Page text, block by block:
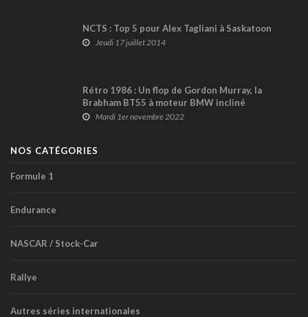
NCTS : Top 5 pour Alex Tagliani à Saskatoon
Jeudi 17 juillet 2014
Rétro 1986 : Un flop de Gordon Murray, la
Brabham BT55 à moteur BMW incliné
Mardi 1er novembre 2022
NOS CATÉGORIES
Formule 1
Endurance
NASCAR / Stock-Car
Rallye
Autres séries internationales